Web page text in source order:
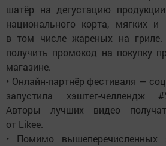
шатёр на дегустацию
национального корта, мягких
в том числе жареных на
получить промокод на покупку
магазине.
• Онлайн-партнёр фестиваля —
запустила хэштег-челлендж
Авторы лучших видео
от Likee.
• Помимо вышеперечисленных